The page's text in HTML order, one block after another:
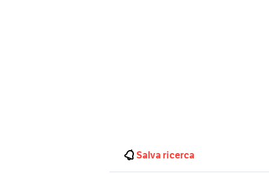
Salva ricerca